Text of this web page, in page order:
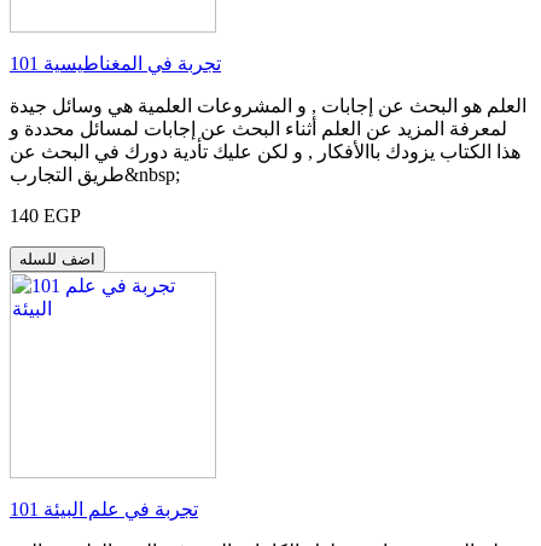
101 تجربة في المغناطيسية
العلم هو البحث عن إجابات , و المشروعات العلمية هي وسائل جيدة
لمعرفة المزيد عن العلم أثناء البحث عن إجابات لمسائل محددة و
هذا الكتاب يزودك باالأفكار , و لكن عليك تأدية دورك في البحث عن
طريق التجارب&nbsp;
140 EGP
اضف للسله
101 تجربة في علم البيئة